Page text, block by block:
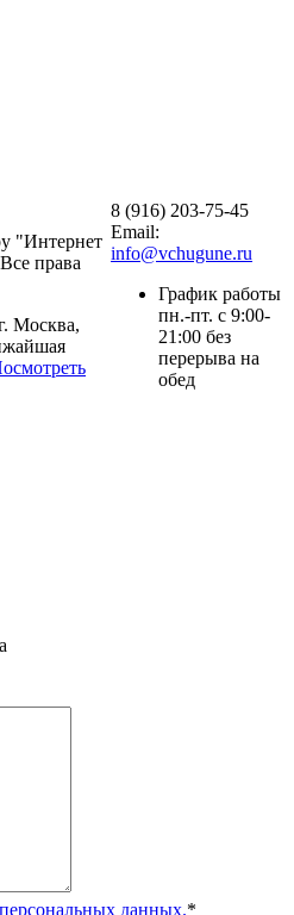
"Интернет
права
Москва,
8 (916) 203-75-45
Email:
info@vchugune.ru
График работы
пн.-пт. с 9:00-
21:00 без
перерыва на
обед
данных.*